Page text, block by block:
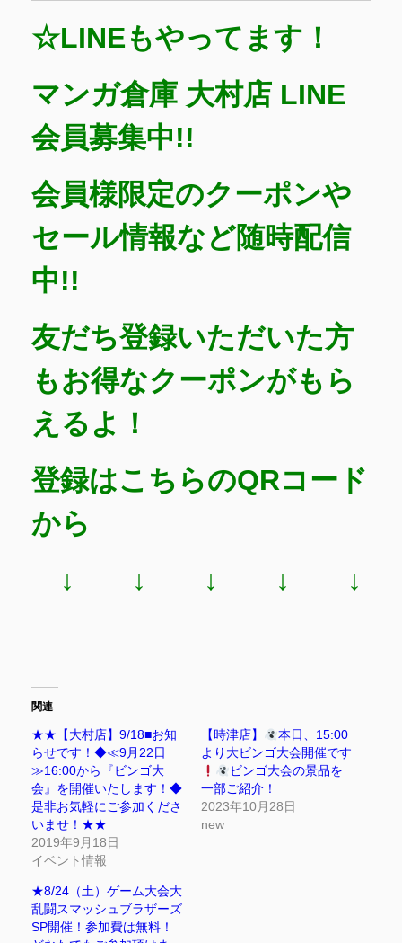
☆LINEもやってます ！
マンガ倉庫 大村店 LINE
会員募集中!!
会員様限定のクーポンや
セール情報など随時配信
中!!
友だち登録いただいた方
もお得なクーポンがもら
えるよ！
登録はこちらのQRコード
から
↓ ↓ ↓ ↓ ↓
関連
★★【大村店】9/18■お知
らせです！◆≪9月22日
≫16:00から『ビンゴ大
会』を開催いたします！◆
是非お気軽にご参加くださ
いませ！★★
2019年9月18日
イベント情報
【時津店】
本日、15:00
より大ビンゴ大会開催です
ビンゴ大会の景品を
一部ご紹介！
2023年10月28日
new
★8/24（土）ゲーム大会大
乱闘スマッシュブラザーズ
SP開催！参加費は無料！